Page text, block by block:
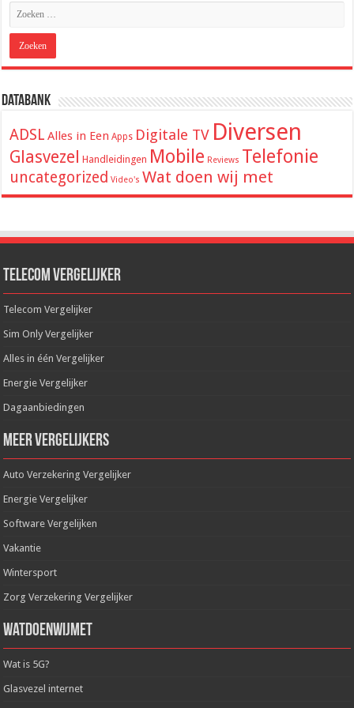
Databank
ADSL Alles in Een Apps Digitale TV Diversen
Glasvezel Handleidingen Mobile Reviews Telefonie
uncategorized Video's Wat doen wij met
Telecom Vergelijker
Telecom Vergelijker
Sim Only Vergelijker
Alles in één Vergelijker
Energie Vergelijker
Dagaanbiedingen
Meer Vergelijkers
Auto Verzekering Vergelijker
Energie Vergelijker
Software Vergelijken
Vakantie
Wintersport
Zorg Verzekering Vergelijker
WatDoenWijMet
Wat is 5G?
Glasvezel internet